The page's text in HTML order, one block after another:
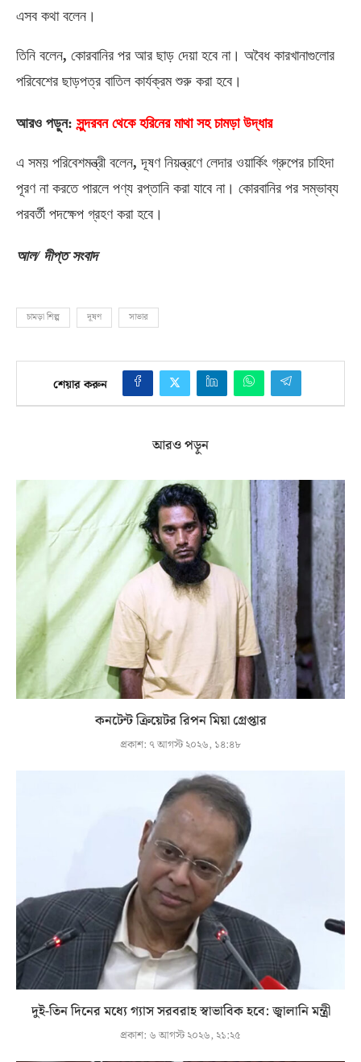
এসব কথা বলেন।
তিনি বলেন, কোরবানির পর আর ছাড় দেয়া হবে না। অবৈধ কারখানাগুলোর
পরিবেশের ছাড়পত্র বাতিল কার্যক্রম শুরু করা হবে।
আরও পড়ুন:সুন্দরবন থেকে হরিনের মাথা সহ চামড়া উদ্ধার
এ সময় পরিবেশমন্ত্রী বলেন,দূষণ নিয়ন্ত্রণে লেদার ওয়ার্কিং গ্রুপের চাহিদা
পূরণ না করতে পারলে পণ্য রপ্তানি করা যাবে না। কোরবানির পর সম্ভাব্য
পরবর্তী পদক্ষেপ গ্রহণ করা হবে।
আল/ দীপ্ত সংবাদ
চামড়া শিল্প দূষণ সাভার
শেয়ার করুন
আরও পড়ুন
কনটেন্ট ক্রিয়েটর রিপন মিয়া গ্রেপ্তার
প্রকাশ: ৭ আগস্ট ২০২৬, ১৪:৪৮
দুই-তিন দিনের মধ্যে গ্যাস সরবরাহ স্বাভাবিক হবে: জ্বালানি মন্ত্রী
প্রকাশ: ৬ আগস্ট ২০২৬, ২১:২৫